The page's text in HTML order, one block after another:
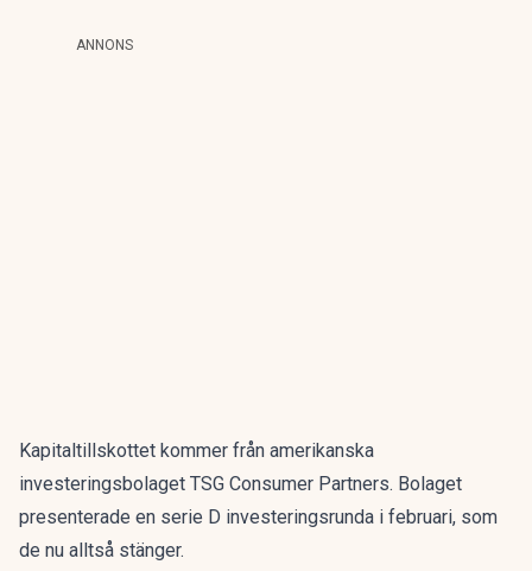
ANNONS
Kapitaltillskottet kommer från amerikanska
investeringsbolaget TSG Consumer Partners. Bolaget
presenterade en serie D investeringsrunda i februari, som
de nu alltså stänger.